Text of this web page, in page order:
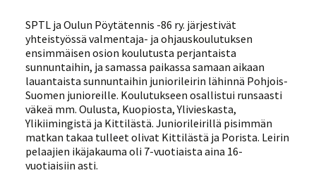
SPTL ja Oulun Pöytätennis -86 ry. järjestivät
yhteistyössä valmentaja- ja ohjauskoulutuksen
ensimmäisen osion koulutusta perjantaista
sunnuntaihin, ja samassa paikassa samaan aikaan
lauantaista sunnuntaihin juniorileirin lähinnä Pohjois-
Suomen junioreille. Koulutukseen osallistui runsaasti
väkeä mm. Oulusta, Kuopiosta, Ylivieskasta,
Ylikiimingistä ja Kittilästä. Juniorileirillä pisimmän
matkan takaa tulleet olivat Kittilästä ja Porista. Leirin
pelaajien ikäjakauma oli 7-vuotiaista aina 16-
vuotiaisiin asti.